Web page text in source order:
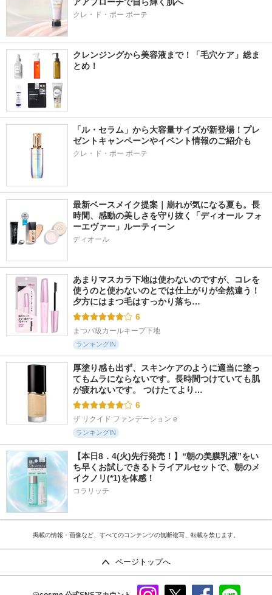
クレ・ド・ポー ボーテ
クレンジングから美容液まで！「毛穴ケア」総ま
とめ！
「ル・セラム」から大容量サイズが新登場！プレ
ゼントキャンペーンやイベント情報のご紹介も
クレ・ド・ポー ボーテ
最新ベースメイク提案｜崩れが気になる夏も。長
時間、感動の美しさを守り抜く「ディオール フォ
ーエヴァー」ルーティーン
ディオール
あまりマスカラ下地は使わないのですが、コレを
使うのと使わないのとでは仕上がりが全然違う！
夕方にはまつ毛はすっかり落ち…
6
まつパ級カールキープ下地
ランキングIN
厚塗り感も出ず、スキンケアのように適当に塗っ
てもムラにならないです。長時間つけていても肌
が疲れないです。 つけたてより…
6
ザ リクイド ファンデーション e
ランキングIN
【本日8．4(火)先行発売！】“朝の美膜乳液”をい
ち早くお試しできるトライアルセットで、朝のメ
イクノリ(*1)を体感！
コラリッチ
掲載の情報・画像など、すべてのコンテンツの無断複写、転載を禁じます。
ページトップへ